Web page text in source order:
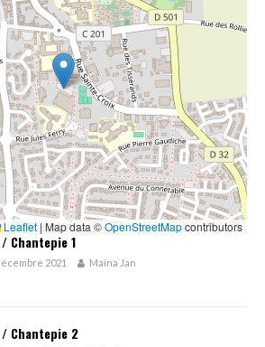
Leaflet |Map data ©OpenStreetMapcontributors
/ Chantepie 1
2021 Maïna Jan
/ Chantepie 2